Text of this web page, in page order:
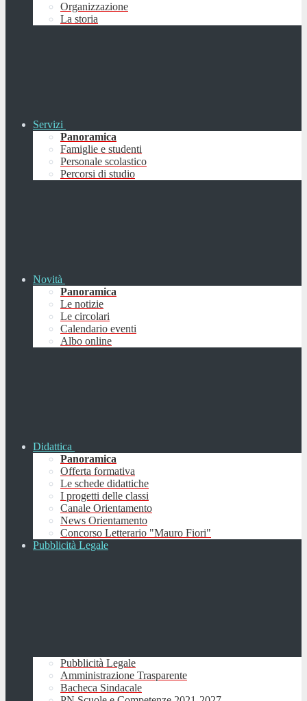
Organizzazione
La storia
Servizi
Panoramica
Famiglie e studenti
Personale scolastico
Percorsi di studio
Novità
Panoramica
Le notizie
Le circolari
Calendario eventi
Albo online
Didattica
Panoramica
Offerta formativa
Le schede didattiche
I progetti delle classi
Canale Orientamento
News Orientamento
Concorso Letterario "Mauro Fiori"
Pubblicità Legale
Pubblicità Legale
Amministrazione Trasparente
Bacheca Sindacale